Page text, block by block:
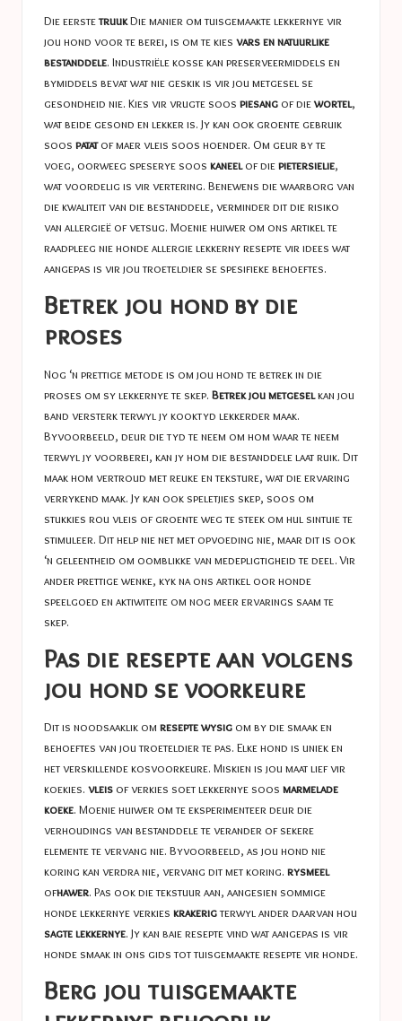
Die eerstetruukDie manier om tuisgemaakte lekkernye vir
jou hond voor te berei, is om te kies vars en natuurlike
bestanddele. Industriële kosse kan preserveermiddels en
bymiddels bevat wat nie geskik is vir jou metgesel se
gesondheid nie. Kies vir vrugte soos piesang of diewortel,
wat beide gesond en lekker is. Jy kan ook groente gebruik
soos patatof maer vleis soos hoender. Om geur by te
voeg, oorweeg speserye soos kaneelof diepietersielie,
wat voordelig is vir vertering. Benewens die waarborg van
die kwaliteit van die bestanddele, verminder dit die risiko
van allergieë of vetsug. Moenie huiwer om ons artikel te
raadpleeg niehonde allergie lekkerny reseptevir idees wat
aangepas is vir jou troeteldier se spesifieke behoeftes.
Betrek jou hond by die
proses
Nog ‘n prettige metode is om jou hond te betrek in die
proses om sy lekkernye te skep. Betrek jou metgeselkan jou
band versterk terwyl jy kooktyd lekkerder maak.
Byvoorbeeld, deur die tyd te neem om hom waar te neem
terwyl jy voorberei, kan jy hom die bestanddele laat ruik. Dit
maak hom vertroud met reuke en teksture, wat die ervaring
verrykend maak. Jy kan ook speletjies skep, soos om
stukkies rou vleis of groente weg te steek om hul sintuie te
stimuleer. Dit help nie net met opvoeding nie, maar dit is ook
‘n geleentheid om oomblikke van medepligtigheid te deel. Vir
ander prettige wenke, kyk na ons artikel oor honde
speelgoed en aktiwiteite om nog meer ervarings saam te
skep.
Pas die resepte aan volgens
jou hond se voorkeure
Dit is noodsaaklik om resepte wysig om by die smaak en
behoeftes van jou troeteldier te pas. Elke hond is uniek en
het verskillende kosvoorkeure. Miskien is jou maat lief vir
koekies. vleis of verkies soet lekkernye soos marmelade
koeke. Moenie huiwer om te eksperimenteer deur die
verhoudings van bestanddele te verander of sekere
elemente te vervang nie. Byvoorbeeld, as jou hond nie
koring kan verdra nie, vervang dit met koring. rysmeel
ofhawer. Pas ook die tekstuur aan, aangesien sommige
honde lekkernye verkies krakerigterwyl ander daarvan hou
sagte lekkernye. Jy kan baie resepte vind wat aangepas is vir
honde smaak in ons gids tottuisgemaakte resepte vir honde.
Berg jou tuisgemaakte